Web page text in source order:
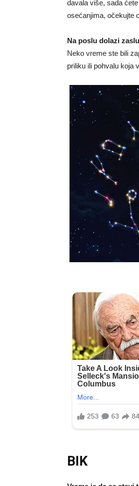
davala više, sada
osećanjima, očekujte
Na poslu dolazi
Neko vreme ste bili
priliku ili pohvalu koja
BIK